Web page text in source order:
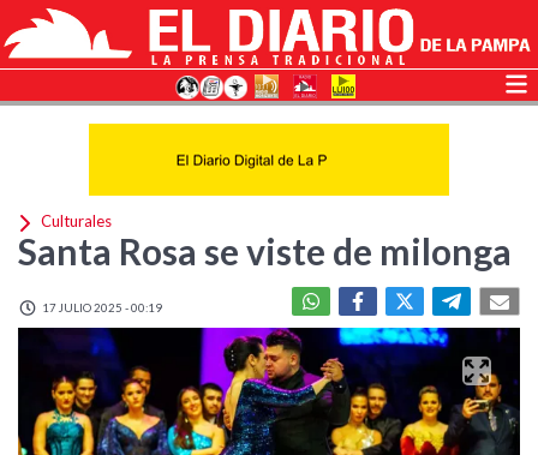
Culturales
Santa Rosa se viste de milonga
17 JULIO 2025 - 00:19